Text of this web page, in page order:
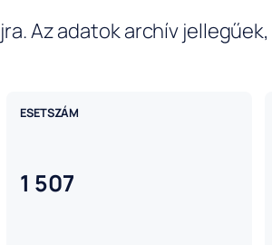
Az adatok archív
ESETSZÁM
1 507